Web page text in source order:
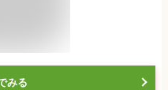
みる